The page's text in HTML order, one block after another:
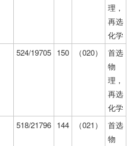
理，
再选
化学
524/19705 150 （020）
首选
物
理，
再选
化学
518/21796 144 （021）
首选
物